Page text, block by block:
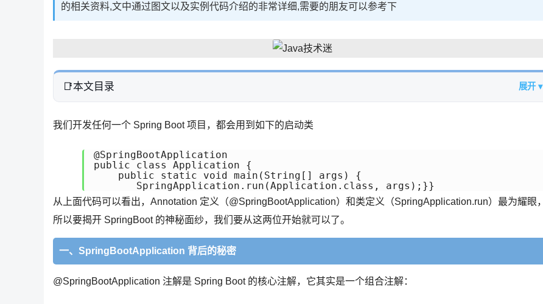
的相关资料,文中通过图文以及实例代码介绍的非常详细,需要的朋友可以参考下
本文目录 展开 ▾
我们开发任何一个 Spring Boot 项目，都会用到如下的启动类
@SpringBootApplication
public class Application {
    public static void main(String[] args) {
       SpringApplication.run(Application.class, args);}}
从上面代码可以看出，Annotation 定义（@SpringBootApplication）和类定义（SpringApplication.run）最为耀眼，
所以要揭开 SpringBoot 的神秘面纱，我们要从这两位开始就可以了。
一、SpringBootApplication 背后的秘密
@SpringBootApplication 注解是 Spring Boot 的核心注解，它其实是一个组合注解：